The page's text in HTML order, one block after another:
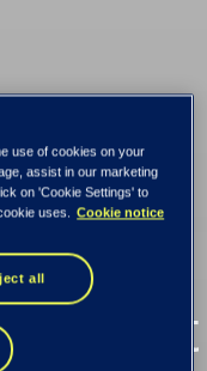
use of cookies on your
assist in our marketing
on 'Cookie Settings' to
uses. Cookie notice
all